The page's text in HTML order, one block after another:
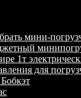
мини-
1т
для